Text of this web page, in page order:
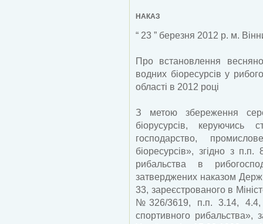
НАКАЗ
“ 23 ” березня 2012 р. м.
Про встановлення
водних біоресурсів у
області в 2012 році
З метою збереження
біорусурсів,
господарство,
біоресурсів», згідно з
рибальства в
затверджених наказом
33, зареєстрованого в
№326/3619, п.п. 3.14, 4.4,
спортивного рибальства»,